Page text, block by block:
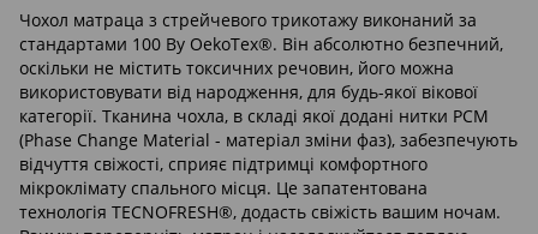
Чохол матраца з стрейчевого трикотажу виконаний за
стандартами 100 By OekoTex®. Він абсолютно безпечний,
оскільки не містить токсичних речовин, його можна
використовувати від народження, для будь-якої вікової
категорії. Тканина чохла, в складі якої додані нитки PCM
(Phase Change Material - матеріал зміни фаз), забезпечують
відчуття свіжості, сприяє підтримці комфортного
мікроклімату спального місця. Це запатентована
технологія TECNOFRESH®, додасть свіжість вашим ночам.